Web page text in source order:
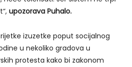
upozorava Puhalo.
izuzetke poput socijalnog
u nekoliko gradova u
protesta kako bi zakonom